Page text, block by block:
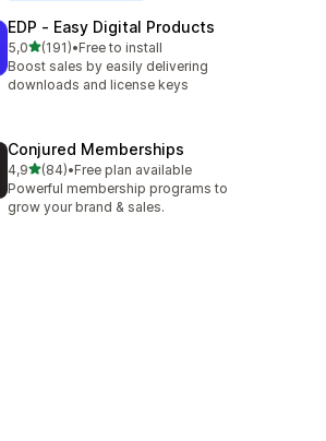
EDP ‑ Easy Digital Products
5,05 yıldız üzerinden
(191)
toplam 191 değerlendirme
•Free to install
Boost sales by easily delivering
downloads and license keys
Conjured Memberships
4,95 yıldız üzerinden
(84)
toplam 84 değerlendirme
•Free plan available
Powerful membership programs to
grow your brand & sales.